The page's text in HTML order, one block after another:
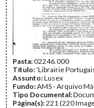
Pasta:02246.000
Título:'Librairie
Assunto:Lusex
Fundo:AMS - Arquivo
Tipo Documental:
Página(s):221 (220